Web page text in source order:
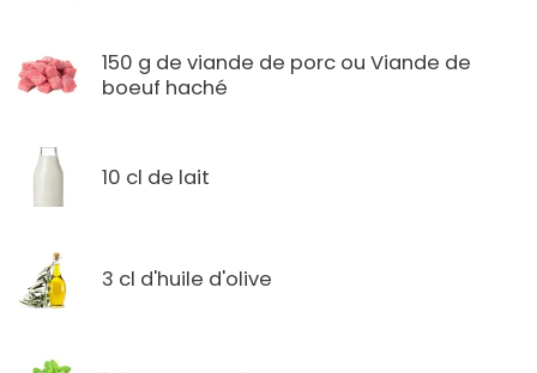
150 g de viande de porc ou Viande de
boeuf haché
10 cl de lait
3 cl d'huile d'olive